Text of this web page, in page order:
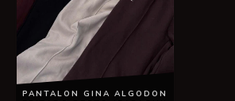
PANTALON GINA ALGODON